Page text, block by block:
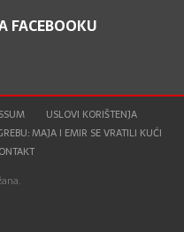
FACEBOOKU
USLOVI KORIŠTENJA
MAJA I EMIR SE VRATILI KUĆI